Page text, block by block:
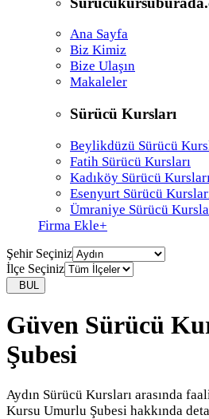
Ana Sayfa
Biz Kimiz
Bize Ulaşın
Makaleler
Sürücü Kursları
Beylikdüzü Sürücü
Fatih Sürücü Kursları
Kadıköy Sürücü
Esenyurt Sürücü
Ümraniye Sürücü
Firma Ekle+
Şehir Seçiniz
İlçe Seçiniz
BUL
Güven Sürücü
Şubesi
Aydın Sürücü Kursları arasında
Kursu Umurlu Şubesi hakkında